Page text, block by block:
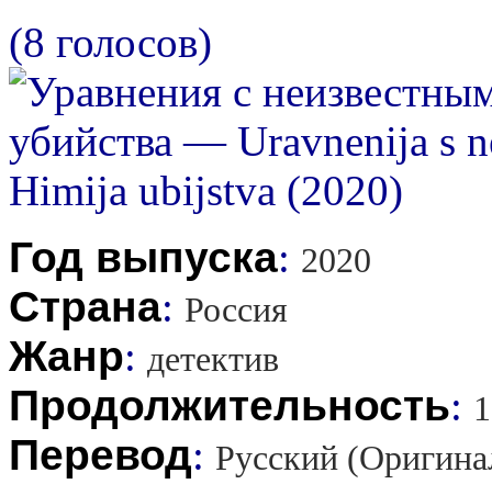
(8 голосов)
Год выпуска: 2020
Страна: Россия
Жанр: детектив
Продолжительность:
Перевод: Русский